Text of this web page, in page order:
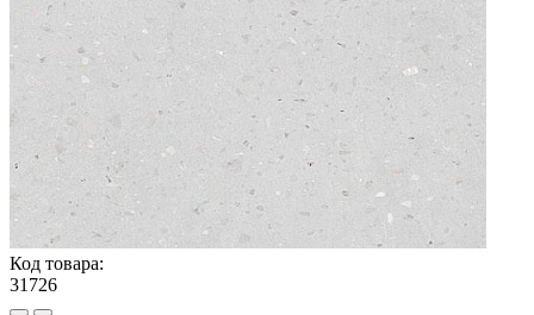
Код товара:
31726